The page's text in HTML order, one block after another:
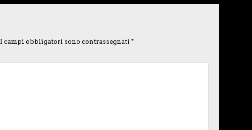
I campi obbligatori sono contrassegnati *